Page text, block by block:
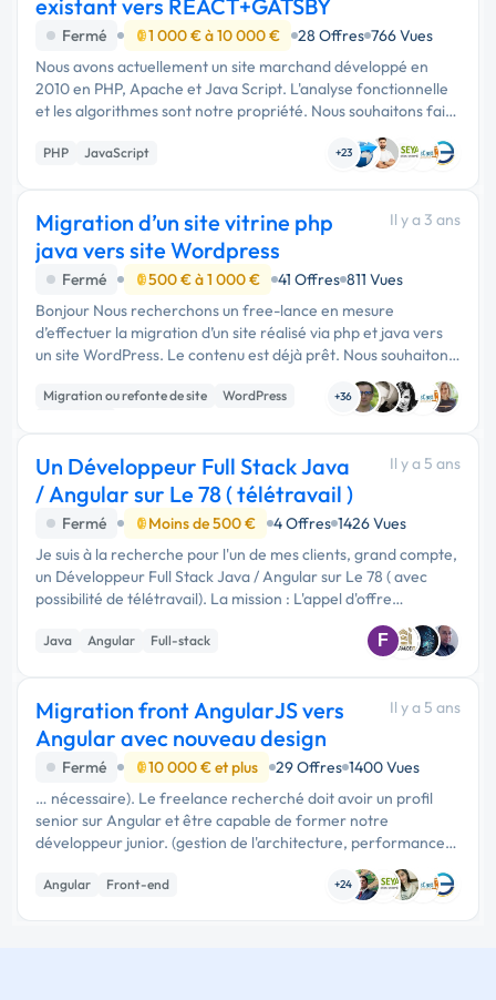
existant vers REACT+GATSBY
Fermé 1 000 € à 10 000 € 28 Offres 766 Vues
Nous avons actuellement un site marchand développé en
2010 en PHP, Apache et Java Script. L'analyse fonctionnelle
et les algorithmes sont notre propriété. Nous souhaitons faire
migrer cette application "has been" vers des outils up …
PHP JavaScript +23
Migration d’un site vitrine php
java vers site Wordpress
Il y a 3 ans
Fermé 500 € à 1 000 € 41 Offres 811 Vues
Bonjour Nous recherchons un free-lance en mesure
d’effectuer la migration d’un site réalisé via php et java vers
un site WordPress. Le contenu est déjà prêt. Nous souhaitons
conserver le nom de domaine du précédent site vers le
nouveau. Le site …
Migration ou refonte de site
WordPress
+36
Un Développeur Full Stack Java
/ Angular sur Le 78 ( télétravail )
Il y a 5 ans
Fermé Moins de 500 € 4 Offres 1426 Vues
Je suis à la recherche pour l'un de mes clients, grand compte,
un Développeur Full Stack Java / Angular sur Le 78 ( avec
possibilité de télétravail). La mission : L'appel d'offre
concerne un besoin d'un développeur Java Full Stack …
Java Angular Full-stack F
Migration front AngularJS vers
Angular avec nouveau design
Il y a 5 ans
Fermé 10 000 € et plus 29 Offres 1400 Vues
… nécessaire). Le freelance recherché doit avoir un profil
senior sur Angular et être capable de former notre
développeur junior. (gestion de l'architecture, performances,
Angular Front-end +24